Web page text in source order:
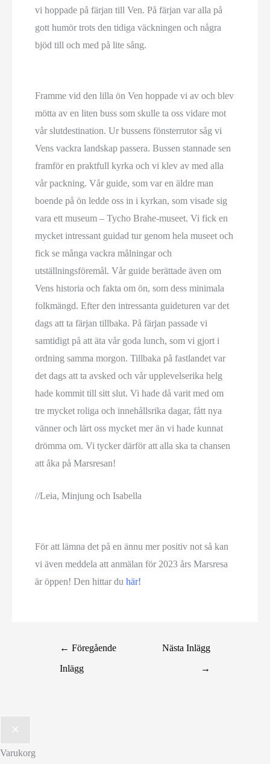
vi hoppade på färjan till Ven. På färjan var alla på
gott humör trots den tidiga väckningen och några
bjöd till och med på lite sång.
Framme vid den lilla ön Ven hoppade vi av och blev
mötta av en liten buss som skulle ta oss vidare mot
vår slutdestination. Ur bussens fönsterrutor såg vi
Vens vackra landskap passera. Bussen stannade sen
framför en praktfull kyrka och vi klev av med alla
vår packning. Vår guide, som var en äldre man
boende på ön ledde oss in i kyrkan, som visade sig
vara ett museum – Tycho Brahe-museet. Vi fick en
mycket intressant guidad tur genom hela museet och
fick se många vackra målningar och
utställningsföremål. Vår guide berättade även om
Vens historia och fakta om ön, som dess minimala
folkmängd. Efter den intressanta guideturen var det
dags att ta färjan tillbaka. På färjan passade vi
samtidigt på att äta vår goda lunch, som vi gjort i
ordning samma morgon. Tillbaka på fastlandet var
det dags att ta avsked och vår upplevelserika helg
hade kommit till sitt slut. Vi hade då varit med om
tre mycket roliga och innehållsrika dagar, fått nya
vänner och lärt oss mycket mer än vi hade kunnat
drömma om. Vi tycker därför att alla ska ta chansen
att åka på Marsresan!
//Leia, Minjung och Isabella
För att lämna det på en ännu mer positiv not så kan
vi även meddela att anmälan för 2023 års Marsresa
är öppen! Den hittar du här!
← Föregående
Inlägg
Nästa Inlägg
→
Varukorg